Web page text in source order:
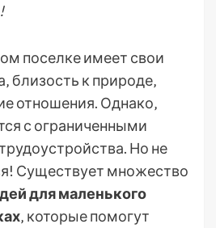
поселке имеет свои
близость к природе‚
отношения. Однако‚
с ограниченными
Но не
Существует множество
для маленького
‚ которые помогут